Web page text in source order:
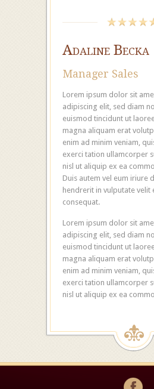
Adaline Becka
Manager Sales
Lorem ipsum dolor sit
adipiscing elit, sed diam
euismod tincidunt ut
magna aliquam erat
enim ad minim veniam,
exerci tation ullamcorper
nisl ut aliquip ex ea
Duis autem vel eum iriure
hendrerit in vulputate velit
consequat.
Lorem ipsum dolor sit
adipiscing elit, sed diam
euismod tincidunt ut
magna aliquam erat
enim ad minim veniam,
exerci tation ullamcorper
nisl ut aliquip ex ea